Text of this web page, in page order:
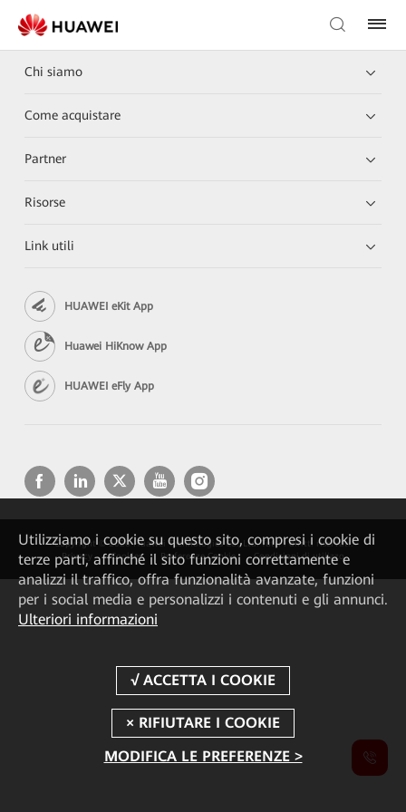
Chi siamo
Come acquistare
Partner
Risorse
Link utili
HUAWEI eKit App
Huawei HiKnow App
HUAWEI eFly App
Copyright © 2026 Huawei Technologies Co., Ltd. Tutti i diritti riservati.
Privacy
Cookies Preferenze Cookie Condizioni di utilizzo
Utilizziamo i cookie su questo sito, compresi i cookie di
terze parti, affinché il sito funzioni correttamente e
analizzi il traffico, offra funzionalità avanzate, funzioni
per i social media e personalizzi i contenuti e gli annunci.
Ulteriori informazioni
MODIFICA LE PREFERENZE >